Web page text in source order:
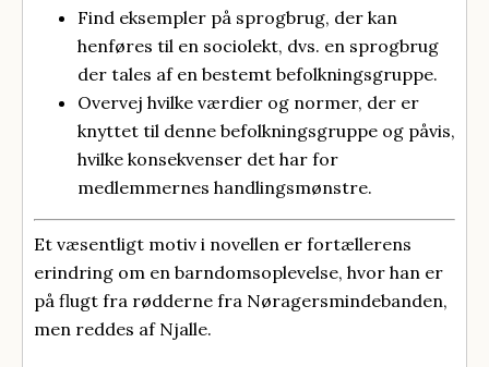
Find eksempler på sprogbrug, der kan
henføres til en sociolekt, dvs. en sprogbrug
der tales af en bestemt befolkningsgruppe.
Overvej hvilke værdier og normer, der er
knyttet til denne befolkningsgruppe og påvis,
hvilke konsekvenser det har for
medlemmernes handlingsmønstre.
Et væsentligt motiv i novellen er fortællerens
erindring om en barndomsoplevelse, hvor han er
på flugt fra rødderne fra Nøragersmindebanden,
men reddes af Njalle.